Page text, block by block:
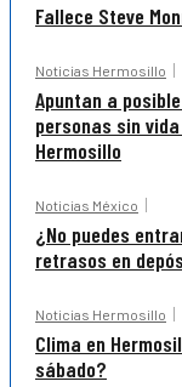
Fallece Steve
Noticias Hermosillo
Apuntan a
personas sin
Hermosillo
Noticias México
¿No puedes
retrasos en
Noticias Hermosillo
Clima en
sábado?